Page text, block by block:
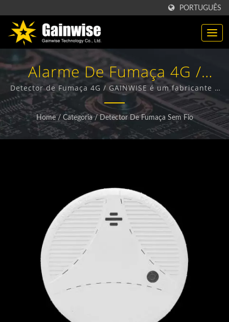
PORTUGUÊS
Alarme De Fumaça 4G /
Fabricante De Produtos Sem
Fio 4G / 5G | Gainwise
Technology Co., Ltd.
Detector de Fumaça 4G / GAINWISE é um fabricante e
exportador especializado no design, desenvolvimento
e fabricação de Terminais Sem Fio Fixos, Interfone 4G,
Abre-portão 4G e Detector de Fumaça 4G.
Home / Categoria / Detector De Fumaça Sem Fio